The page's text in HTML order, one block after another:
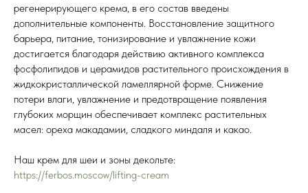
регенерирующего крема, в его состав введены
дополнительные компоненты. Восстановление защитного
барьера, питание, тонизирование и увлажнение кожи
достигается благодаря действию активного комплекса
фосфолипидов и церамидов растительного происхождения в
жидкокристаллической ламеллярной форме. Снижение
потери влаги, увлажнение и предотвращение появления
глубоких морщин обеспечивает комплекс растительных
масел: ореха макадамии, сладкого миндаля и какао.
Наш крем для шеи и зоны декольте:
https://ferbos.moscow/lifting-cream